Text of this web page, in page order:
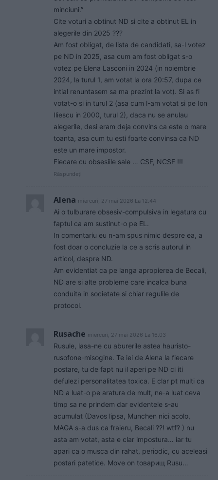
minciuni.”
Cite voturi a obtinut ND si cite a obtinut EL in
alegerile din 2025 ???
Am fost obligat, de lista de candidati, sa-l votez
pe ND in 2025, asa cum am fost obligat s-o
votez pe Elena Lasconi in 2024 (in noiembrie
2024, la turul 1, am votat la ora 20:57, dupa ce
intial renuntasem sa ma prezint la vot). Si as fi
votat-o si in turul 2 (asa cum l-am votat si pe Ion
Iliescu in 2000, turul 2), daca nu se anulau
alegerile, desi eram deja convins ca este o mare
toanta, asa cum tu esti foarte convinsa ca ND
este un mare impostor.
Fiecare cu obsesiile sale … CSF, NCSF !!!
Răspundeți
Alena miercuri, 27 mai 2026 La 12.44
Ai o tulburare obsesiv-compulsiva in legatura cu
faptul ca am sustinut-o pe EL.
In comentariu eu n-am spus nimic despre ea, a
fost doar o concluzie la ce a scris autorul in
articol, despre ND.
Am evidentiat ca pe langa apropierea de Becali,
ND are si alte probleme care incalca buna
conduita in societate si chiar regulile de
protocol.
Rusache miercuri, 27 mai 2026 La 16.03
Rusule, lasa-ne cu aburerile astea hauristo-
rusofone-misogine. Te iei de Alena la fiecare
postare, tu de fapt nu il aperi pe ND ci iti
defulezi personalitatea toxica. E clar pt multi ca
ND a luat-o pe aratura de mult, ne-a luat ceva
timp sa ne prindem dar evidentele s-au
acumulat (Davos lipsa, Munchen nici acolo,
MAGA s-a dus ca fraieru, Becali ??! wtf? ) nu
asta am votat, asta e clar impostura… iar tu
apari ca o musca din rahat, periodic, cu aceleasi
postari patetice. Move on tоварищ Rusu…